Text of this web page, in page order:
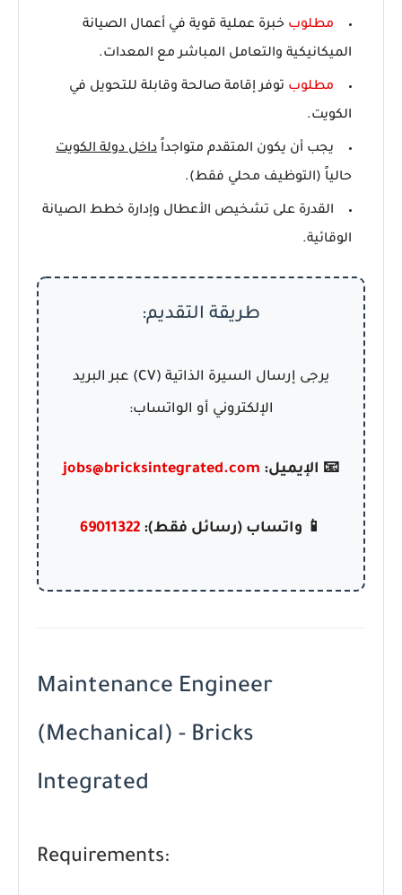
مطلوب خبرة عملية قوية في أعمال الصيانة
الميكانيكية والتعامل المباشر مع المعدات.
مطلوب توفر إقامة صالحة وقابلة للتحويل في
الكويت.
يجب أن يكون المتقدم متواجداً داخل دولة الكويت
حالياً (التوظيف محلي فقط).
القدرة على تشخيص الأعطال وإدارة خطط الصيانة
الوقائية.
طريقة التقديم:
يرجى إرسال السيرة الذاتية (CV) عبر البريد
الإلكتروني أو الواتساب:
📧 الإيميل: jobs@bricksintegrated.com
📱 واتساب (رسائل فقط): 69011322
Maintenance Engineer
(Mechanical) - Bricks
Integrated
Requirements: